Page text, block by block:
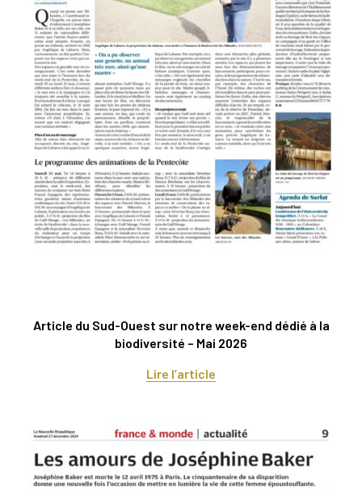
Article du Sud-Ouest sur notre week-end dédié à la
biodiversité – Mai 2026
Lire l’article